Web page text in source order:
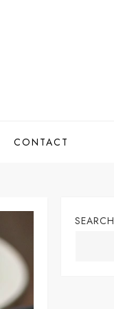
CONTACT
SEARCH